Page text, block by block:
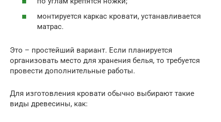
монтируется каркас кровати, устанавливается
матрас.
Это – простейший вариант. Если планируется
организовать место для хранения белья, то требуется
провести дополнительные работы.
Для изготовления кровати обычно выбирают такие
виды древесины, как: